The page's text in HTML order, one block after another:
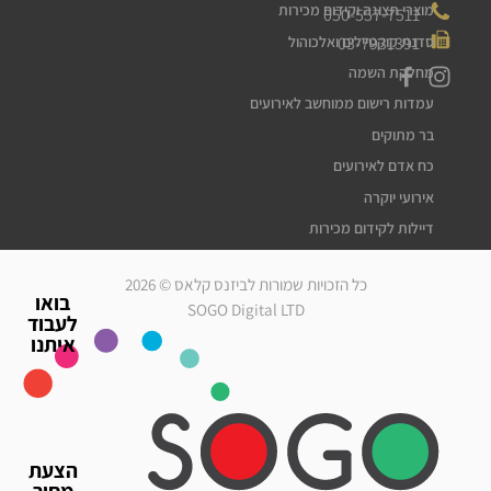
הצעת
בואו
לעבוד
איתנו
050-557-7511
03-7931391
מוצרי תצוגה וקידום מכירות
סדנת קוקטיילים ואלכוהול
מחלקת השמה
עמדות רישום ממוחשב לאירועים
בר מתוקים
כח אדם לאירועים
אירועי יוקרה
דיילות לקידום מכירות
מלצרים לאירועים
עוזרי הפקה
גיוס עובדים זמניים
כח אדם לאירועים
כל הזכויות שמורות לביזנס קלאס © 2026
SOGO Digital LTD